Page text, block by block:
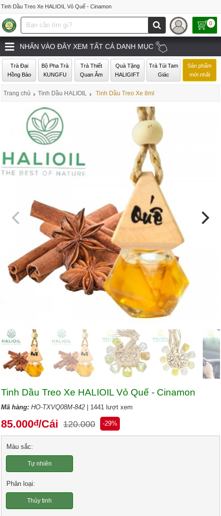
Tinh Dầu Treo Xe HALIOIL Vỏ Quế - Cinamon
0
NHẤN VÀO ĐÂY XEM TẤT CẢ DANH MỤC
Trà Đại
Hồng Bào
Bộ Pha Trà
KUNGFU
Trà Thiết
Quan Âm
Quà Tặng
HALIGIFT
Trà Túi Tam
Giác
Sản phẩm
mới nhất
Trang chủ › Tinh Dầu HALIOIL › Tinh Dầu Treo Xe 8ml
Tinh Dầu Treo Xe HALIOIL Vỏ Quế - Cinamon
Mã hàng:HO-TXVQ08M-842 | 1441 lượt xem
85.000đ/Cái 120.000 -29%
Màu sắc:
Tự nhiên
Phân loại:
Thủy tinh